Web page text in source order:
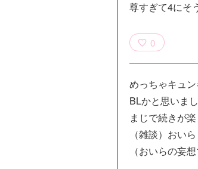
尊すぎて4にそ
0
めっちゃキュ
BLかと思いま
まじで続きが楽
（雑談）おい
（おいらの妄想